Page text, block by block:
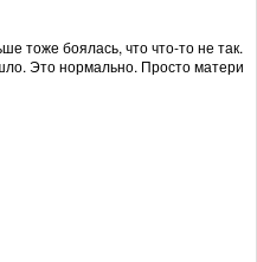
тоже боялась, что что-то не так.
Это нормально. Просто матери